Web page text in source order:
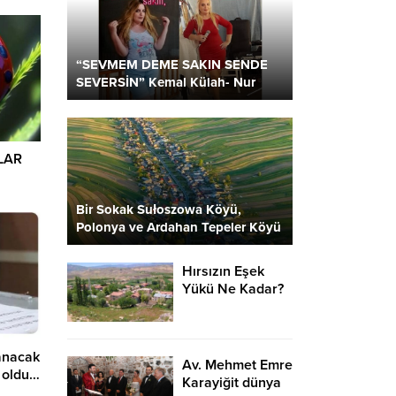
oldu…
“SEVMEM DEME SAKIN SENDE
SEVERSİN” Kemal Külah- Nur
Parlar
Bir Sokak Sułoszowa Köyü,
Polonya ve Ardahan Tepeler Köyü
2 Kare…
Hırsızın Eşek
Yükü Ne Kadar?
Av. Mehmet Emre
Karayiğit dünya